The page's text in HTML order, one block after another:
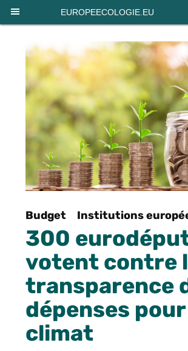
EUROPEECOLOGIE.EU
Budget Institutions
300
votent contre
transparence
dépenses
climat